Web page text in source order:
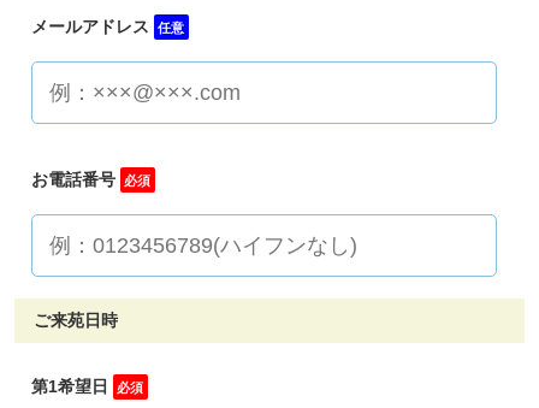
メールアドレス 任意
お電話番号 必須
ご来苑日時
第1希望日 必須